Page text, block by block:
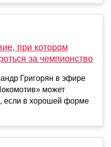
при котором
за чемпионство
Григорян в эфире
может
если в хорошей форме